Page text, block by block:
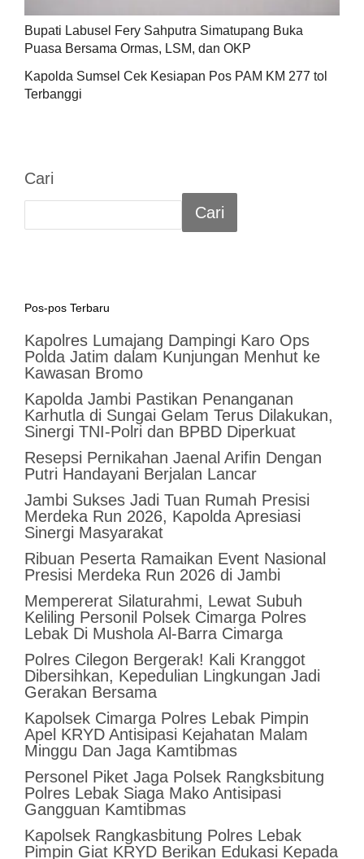
Bupati Labusel Fery Sahputra Simatupang Buka
Puasa Bersama Ormas, LSM, dan OKP
Kapolda Sumsel Cek Kesiapan Pos PAM KM 277 tol
Terbanggi
Cari
Cari
Pos-pos Terbaru
Kapolres Lumajang Dampingi Karo Ops
Polda Jatim dalam Kunjungan Menhut ke
Kawasan Bromo
Kapolda Jambi Pastikan Penanganan
Karhutla di Sungai Gelam Terus Dilakukan,
Sinergi TNI-Polri dan BPBD Diperkuat
Resepsi Pernikahan Jaenal Arifin Dengan
Putri Handayani Berjalan Lancar
Jambi Sukses Jadi Tuan Rumah Presisi
Merdeka Run 2026, Kapolda Apresiasi
Sinergi Masyarakat
Ribuan Peserta Ramaikan Event Nasional
Presisi Merdeka Run 2026 di Jambi
Mempererat Silaturahmi, Lewat Subuh
Keliling Personil Polsek Cimarga Polres
Lebak Di Mushola Al-Barra Cimarga
Polres Cilegon Bergerak! Kali Kranggot
Dibersihkan, Kepedulian Lingkungan Jadi
Gerakan Bersama
Kapolsek Cimarga Polres Lebak Pimpin
Apel KRYD Antisipasi Kejahatan Malam
Minggu Dan Jaga Kamtibmas
Personel Piket Jaga Polsek Rangksbitung
Polres Lebak Siaga Mako Antisipasi
Gangguan Kamtibmas
Kapolsek Rangkasbitung Polres Lebak
Pimpin Giat KRYD Berikan Edukasi Kepada